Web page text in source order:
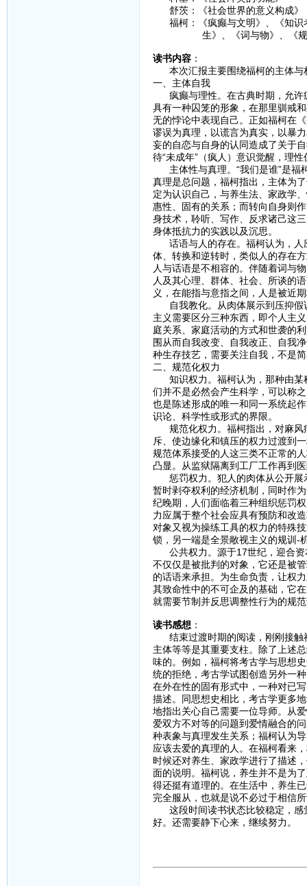
舒茨：《社会世界的意义构成》
福柯：《疯癫与文明》、《知识
生》、《词与物》、《规训
读书内容：
本次汇报主要围绕福柯的主体与
一、主体自我
疯癫与理性。在古典时期，允许
具有一种囚笼的形象，在那里驯戒
无的悖论中表现自己。正如福柯在
谬误为真理，以谎言为真实，以暴
妄的自恋与自身的认同造成了关于
待“未成年”（疯人）意识觉醒，理
主体性与真理。“我们是谁”是福
真理是总问题，福柯指出，主体为
定为认识自己，与养生法、家政学
惠性、固有的关系；而转向自身则
身技术，聆听、写作、反求诸己这
身体抵抗力的实践以及沉思。
话语与人的存在。福柯认为，人
体、转换和逆转时，类似人的存在
人与话语是不相容的。伴随着词与
人及其心理、群体、社会、所谈的
义，在能指与意指之间，人是被近
自我教化。从肉体展示到压抑假
主义需要区分三种东西，即个人主
庭关系、家庭活动的方式和世袭的
围从而自我改变、自我改正、自我
种生存技艺，需要关注自我，不是
二、规范化权力
知识权力。福柯认为，那种由某
们并不是必然会产生科学，可以称
也是陈述形成的唯一和同一系统起
识论、科学性或形式的界限。
规范化权力。福柯指出，对麻风
斥、使边缘化和镇压的权力过渡到
规范体系接受的人这三类不正常的
凸显。从监狱隔离到工厂工作再到
惩罚权力。犯人的肉体从公开展
暂时剥夺权利的经济机制，同时作
纪晚期，人们面临着三种组织惩罚
力应属于整个社会应具有预防和改
对象又视为操练工具的权力的特殊
锁，另一端是全景敞视主义的规训-
公共权力。源于17世纪，迎合资
不仅仅是被批判的对象，它还是被
的话语来承担。为生命负责，让权
其致命性中的不可企及的基础，它
就需要节制并反思调整性行为的规
读书感想 ：
结束过渡时期的阅读，刚刚接触
主体等等是其重要支柱。除了上述
味的。例如，福柯将考古学与思想
统的拒绝，考古学试图创造另外一
在外在性的固有形式中，一种对已
描述。同思想史相比，考古学更多
地指出关心自己需要一位导师。从
爱双方不对等的问题到爱情融合的
种表象与真理发生关系；福柯认为
应该去爱的真理的人。在福柯看来
时候还对养生、家政学进行了描述
面的说明。福柯说，养生并不是为
得还挺有道理的。在生活中，养生
完全服从，也就是说不必过于相信
这段时间读书状态比较稳定，感
好。还需要静下心来，继续努力。